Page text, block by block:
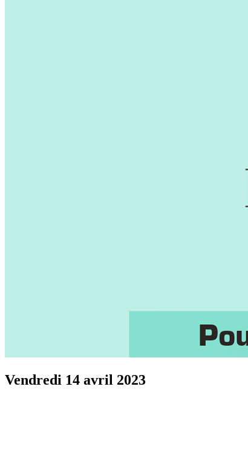
Vendredi 14 avril 2023